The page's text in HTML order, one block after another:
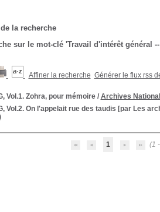
la recherche
sur le mot-clé 'Travail d'intérêt général
Affiner la recherche Générer le flux rss
Vol.1. Zohra, pour mémoire/ Archives
Vol.2. On l'appelait rue des taudis [par Les
1 (1